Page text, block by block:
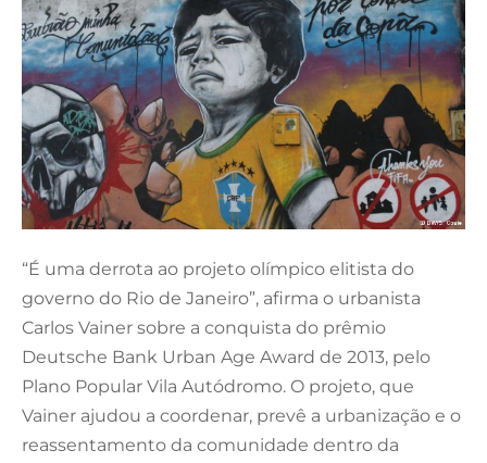
“É uma derrota ao projeto olímpico elitista do
governo do Rio de Janeiro”, afirma o urbanista
Carlos Vainer sobre a conquista do prêmio
Deutsche Bank Urban Age Award de 2013, pelo
Plano Popular Vila Autódromo. O projeto, que
Vainer ajudou a coordenar, prevê a urbanização e o
reassentamento da comunidade dentro da